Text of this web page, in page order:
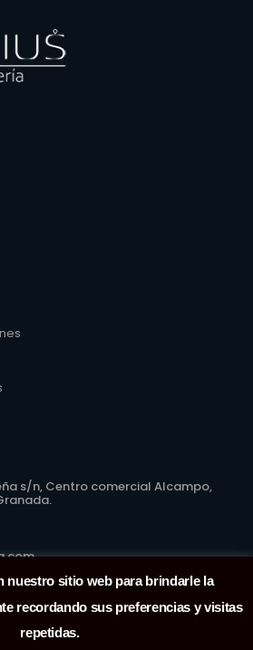
s/n, Centro comercial Alcampo,
nuestro sitio web para brindarle la
recordando sus preferencias y visitas
repetidas.